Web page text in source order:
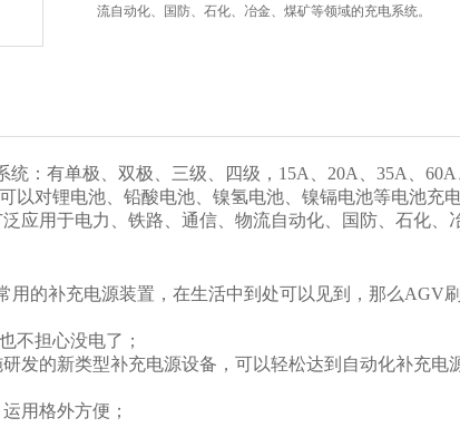
流自动化、国防、石化、冶金、煤矿等领域的充电系统。
：有单极、双极、三级、四级，15A、20A、35A、60A
以对锂电池、铅酸电池、镍氢电池、镍镉电池等电池充电
应用于电力、铁路、通信、物流自动化、国防、石化、
的补充电源装置，在生活中到处可以见到，那么AGV
担心没电了；
的新类型补充电源设备，可以轻松达到自动化补充电
用格外方便；